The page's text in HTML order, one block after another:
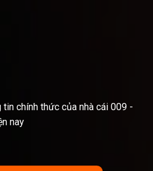
chính thức của nhà cái 009 -
nay